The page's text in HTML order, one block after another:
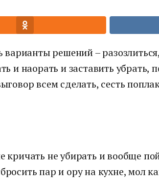
варианты решений –
и наорать и заставить убрать,
всем сделать, сесть
кричать не убирать и вообще
пар и ору на кухне, мол